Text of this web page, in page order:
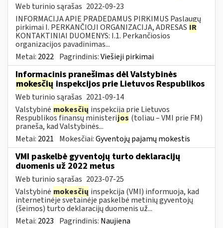
Web turinio sąrašas 2022-09-23
INFORMACIJA APIE PRADEDAMUS PIRKIMUS Paslaugų
pirkimai I. PERKANČIOJI ORGANIZACIJA, ADRESAS IR
KONTAKTINIAI DUOMENYS: I.1. Perkančiosios
organizacijos pavadinimas...
Metai: 2022 Pagrindinis:Viešieji pirkimai
Informacinis pranešimas dėl Valstybinės
mokesčių inspekcijos prie Lietuvos Respublikos
Web turinio sąrašas 2021-09-14
Valstybinė mokesčių inspekcija prie Lietuvos
Respublikos finansų ministerijos (toliau – VMI prie FM)
praneša, kad Valstybinės...
Metai: 2021 Mokesčiai:Gyventojų pajamų mokestis
VMI paskelbė gyventojų turto deklaracijų
duomenis už 2022 metus
Web turinio sąrašas 2023-07-25
Valstybinė mokesčių inspekcija (VMI) informuoja, kad
internetinėje svetainėje paskelbė metinių gyventojų
(šeimos) turto deklaracijų duomenis už...
Metai: 2023 Pagrindinis: Naujiena